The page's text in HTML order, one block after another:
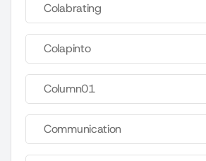
Colabrating
Colapinto
Column01
Communication